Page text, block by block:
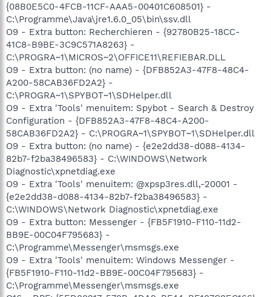
{08B0E5C0-4FCB-11CF-AAA5-00401C608501} -
C:\Programme\Java\jre1.6.0_05\bin\ssv.dll
O9 - Extra button: Recherchieren - {92780B25-18CC-
41C8-B9BE-3C9C571A8263} -
C:\PROGRA~1\MICROS~2\OFFICE11\REFIEBAR.DLL
O9 - Extra button: (no name) - {DFB852A3-47F8-48C4-
A200-58CAB36FD2A2} -
C:\PROGRA~1\SPYBOT~1\SDHelper.dll
O9 - Extra 'Tools' menuitem: Spybot - Search & Destroy
Configuration - {DFB852A3-47F8-48C4-A200-
58CAB36FD2A2} - C:\PROGRA~1\SPYBOT~1\SDHelper.dll
O9 - Extra button: (no name) - {e2e2dd38-d088-4134-
82b7-f2ba38496583} - C:\WINDOWS\Network
Diagnostic\xpnetdiag.exe
O9 - Extra 'Tools' menuitem: @xpsp3res.dll,-20001 -
{e2e2dd38-d088-4134-82b7-f2ba38496583} -
C:\WINDOWS\Network Diagnostic\xpnetdiag.exe
O9 - Extra button: Messenger - {FB5F1910-F110-11d2-
BB9E-00C04F795683} -
C:\Programme\Messenger\msmsgs.exe
O9 - Extra 'Tools' menuitem: Windows Messenger -
{FB5F1910-F110-11d2-BB9E-00C04F795683} -
C:\Programme\Messenger\msmsgs.exe